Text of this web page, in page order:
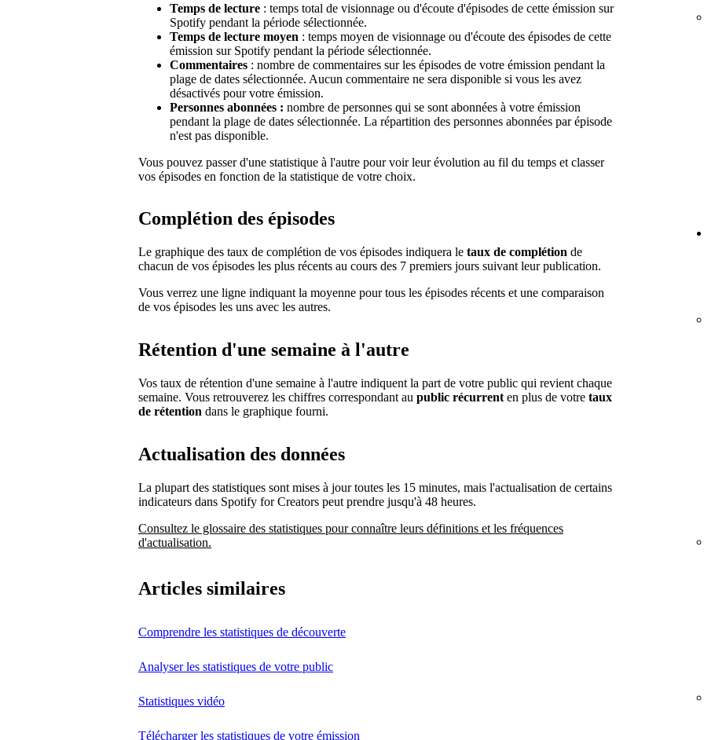
Temps de lecture : temps total de visionnage ou d'écoute d'épisodes de cette émission sur
Spotify pendant la période sélectionnée.
Temps de lecture moyen : temps moyen de visionnage ou d'écoute des épisodes de cette
émission sur Spotify pendant la période sélectionnée.
Commentaires : nombre de commentaires sur les épisodes de votre émission pendant la
plage de dates sélectionnée. Aucun commentaire ne sera disponible si vous les avez
désactivés pour votre émission.
Personnes abonnées : nombre de personnes qui se sont abonnées à votre émission
pendant la plage de dates sélectionnée. La répartition des personnes abonnées par épisode
n'est pas disponible.
Vous pouvez passer d'une statistique à l'autre pour voir leur évolution au fil du temps et classer
vos épisodes en fonction de la statistique de votre choix.
Complétion des épisodes
Le graphique des taux de complétion de vos épisodes indiquera le taux de complétion de
chacun de vos épisodes les plus récents au cours des 7 premiers jours suivant leur publication.
Vous verrez une ligne indiquant la moyenne pour tous les épisodes récents et une comparaison
de vos épisodes les uns avec les autres.
Rétention d'une semaine à l'autre
Vos taux de rétention d'une semaine à l'autre indiquent la part de votre public qui revient chaque
semaine. Vous retrouverez les chiffres correspondant au public récurrent en plus de votre taux
de rétention dans le graphique fourni.
Actualisation des données
La plupart des statistiques sont mises à jour toutes les 15 minutes, mais l'actualisation de certains
indicateurs dans Spotify for Creators peut prendre jusqu'à 48 heures.
Consultez le glossaire des statistiques pour connaître leurs définitions et les fréquences
d'actualisation.
Articles similaires
Comprendre les statistiques de découverte
Analyser les statistiques de votre public
Statistiques vidéo
Télécharger les statistiques de votre émission